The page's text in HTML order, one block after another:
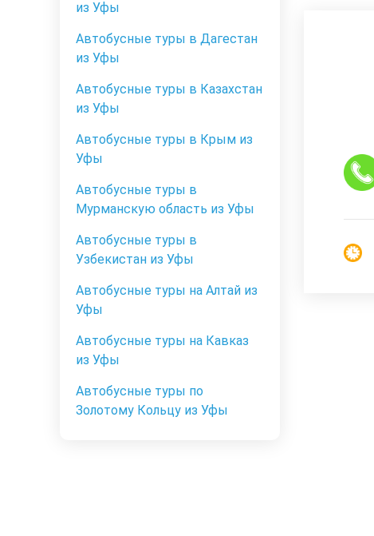
из Уфы
Автобусные туры в Дагестан
из Уфы
Автобусные туры в Казахстан
из Уфы
Автобусные туры в Крым из
Уфы
Автобусные туры в
Мурманскую область из Уфы
Автобусные туры в
Узбекистан из Уфы
Автобусные туры на Алтай из
Уфы
Автобусные туры на Кавказ
из Уфы
Автобусные туры по
Золотому Кольцу из Уфы